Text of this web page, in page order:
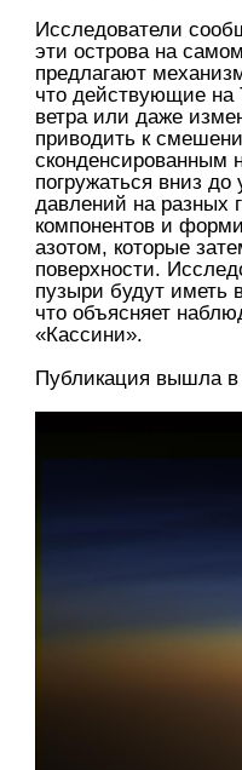
Исследователи
эти острова на
предлагают
что действующие на
ветра или даже
приводить к
сконденсированным
погружаться вниз до
давлений на разных
компонентов и
азотом, которые
поверхности.
пузыри будут иметь
что объясняет
«Кассини».
Публикация вышла